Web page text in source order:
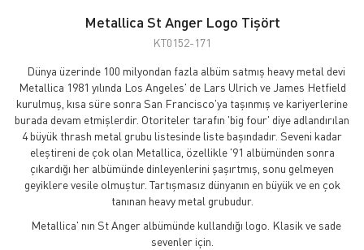
Metallica St Anger Logo Tişört
KT0152-171
Dünya üzerinde 100 milyondan fazla albüm satmış heavy metal devi
Metallica 1981 yılında Los Angeles' de Lars Ulrich ve James Hetfield
kurulmuş, kısa süre sonra San Francisco'ya taşınmış ve kariyerlerine
burada devam etmişlerdir. Otoriteler tarafın 'big four' diye adlandırılan
4 büyük thrash metal grubu listesinde liste başındadır. Seveni kadar
eleştireni de çok olan Metallica, özellikle '91 albümünden sonra
çıkardığı her albümünde dinleyenlerini şaşırtmış, sonu gelmeyen
geyiklere vesile olmuştur. Tartışmasız dünyanın en büyük ve en çok
tanınan heavy metal grubudur.
Metallica' nın St Anger albümünde kullandığı logo. Klasik ve sade
sevenler için.